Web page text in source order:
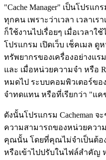
"Cache Manager" เป็นโปรแ
ทุกคน เพราะว่าเวลา เวลาเร
ก็ใช้งานไปเรื่อยๆ เมื่อเวลาใ
โปรแกรม เปิดเว็บ เช็คเมล ดู
ทรัพยากรของเครื่องอย่างแร
และ เมื่อหน่วยความจำ หรือ
หมดไป ระบบคอมพิวเตอร์ข
จำทดแทน หรือที่เรียกว่า "แค
ดังนั้นโปรแกรม Cacheman
ความสามารถของหน่วยควา
คุณนั้น โดยที่คุณไม่จำเป็นต้อ
หรือเข้าไปปรับในไฟล์สำคัญ